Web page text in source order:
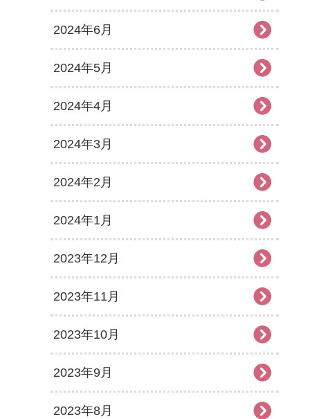
2024年6月
2024年5月
2024年4月
2024年3月
2024年2月
2024年1月
2023年12月
2023年11月
2023年10月
2023年9月
2023年8月